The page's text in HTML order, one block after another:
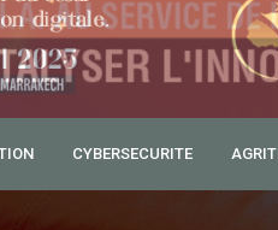
CYBERSECURITE